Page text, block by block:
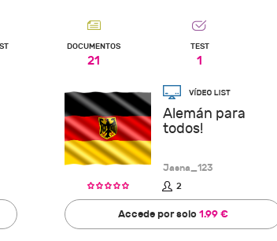
DOCUMENTOS
21
TEST
1
Alemán para
todos!
Jasna_123
2
Accede por solo1.99 €